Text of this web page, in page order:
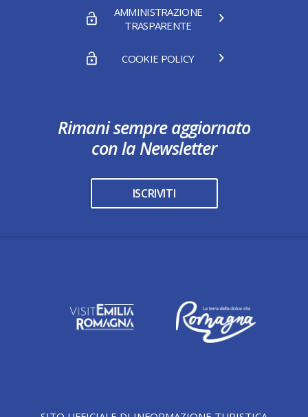
AMMINISTRAZIONE
TRASPARENTE
COOKIE POLICY
Rimani sempre aggiornato
con la Newsletter
ISCRIVITI